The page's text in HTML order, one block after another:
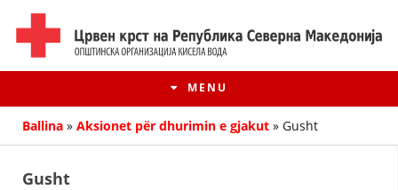
MENU
Ballina » Aksionet për dhurimin e gjakut » Gusht
Gusht